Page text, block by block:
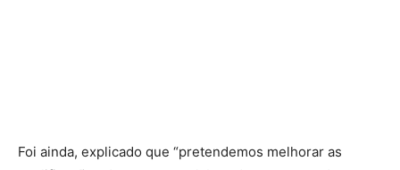
Foi ainda, explicado que “pretendemos melhorar as